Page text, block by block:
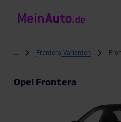
Frontera Varianten
Opel Frontera